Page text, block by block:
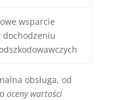
wsparcie
dochodzeniu
obsługa, od
oceny wartości